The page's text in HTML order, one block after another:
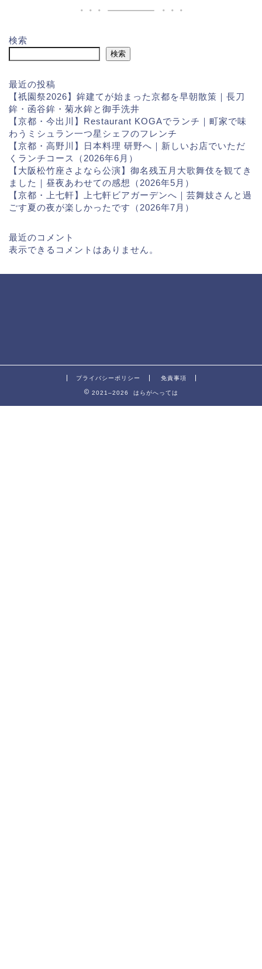
検索
検索
最近の投稿
【祇園祭2026】鉾建てが始まった京都を早朝散策｜長刀
鉾・函谷鉾・菊水鉾と御手洗井
【京都・今出川】Restaurant KOGAでランチ｜町家で味
わうミシュラン一つ星シェフのフレンチ
【京都・高野川】日本料理 研野へ｜新しいお店でいただ
くランチコース（2026年6月）
【大阪松竹座さよなら公演】御名残五月大歌舞伎を観てき
ました｜昼夜あわせての感想（2026年5月）
【京都・上七軒】上七軒ビアガーデンへ｜芸舞妓さんと過
ごす夏の夜が楽しかったです（2026年7月）
最近のコメント
表示できるコメントはありません。
プライバシーポリシー 免責事項
2021–2026 はらがへっては